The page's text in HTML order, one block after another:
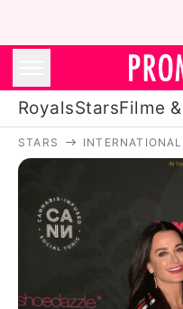
RoyalsStarsFilme
STARS